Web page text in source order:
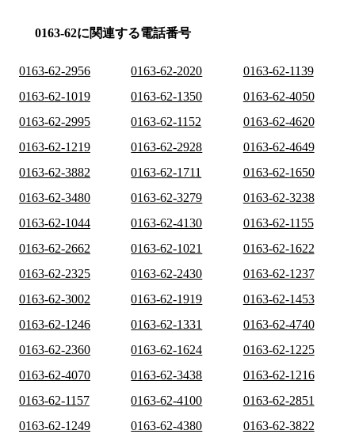
0163-62に関連する電話番号
0163-62-2956 0163-62-2020
0163-62-1139
0163-62-1019
0163-62-1350
0163-62-4050
0163-62-2995
0163-62-1152
0163-62-4620
0163-62-1219
0163-62-2928
0163-62-4649
0163-62-3882
0163-62-1711
0163-62-1650
0163-62-3480
0163-62-3279
0163-62-3238
0163-62-1044
0163-62-4130
0163-62-1155
0163-62-2662
0163-62-1021
0163-62-1622
0163-62-2325
0163-62-2430
0163-62-1237
0163-62-3002
0163-62-1919
0163-62-1453
0163-62-1246
0163-62-1331
0163-62-4740
0163-62-2360
0163-62-1624
0163-62-1225
0163-62-4070
0163-62-3438
0163-62-1216
0163-62-1157
0163-62-4100
0163-62-2851
0163-62-1249
0163-62-4380
0163-62-3822